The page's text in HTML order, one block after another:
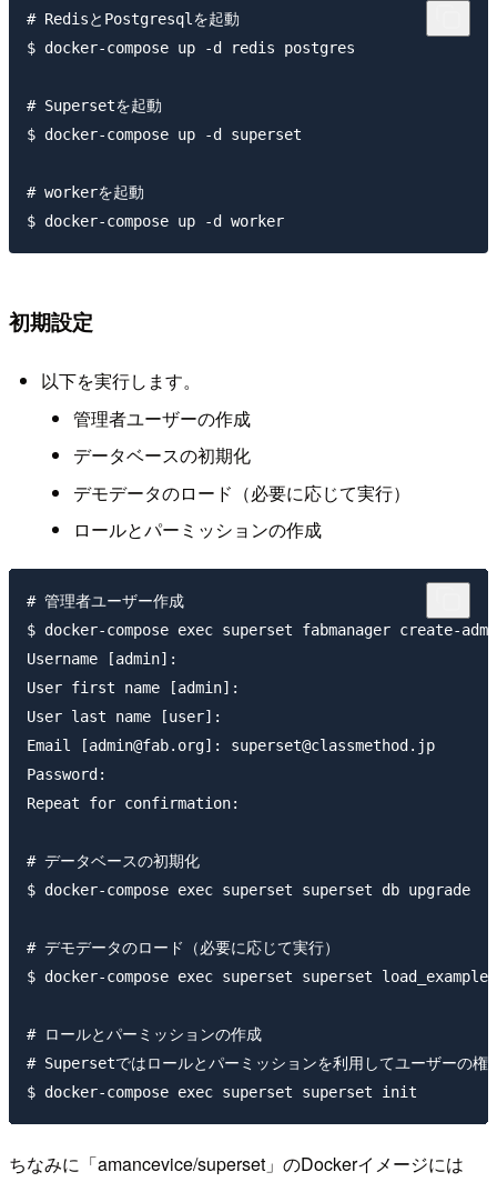
# RedisとPostgresqlを起動
$ docker-compose up -d redis postgres
# Supersetを起動
$ docker-compose up -d superset
# workerを起動
初期設定
以下を実行します。
管理者ユーザーの作成
データベースの初期化
デモデータのロード（必要に応じて実行）
ロールとパーミッションの作成
# 管理者ユーザー作成
$ docker-compose exec superset fabmanager create-
Username [admin]:
User first name [admin]:
User last name [user]:
Email [admin@fab.org]: superset@classmethod.jp
Password:
Repeat for confirmation:
# データベースの初期化
$ docker-compose exec superset superset db upgrade
# デモデータのロード（必要に応じて実行）
$ docker-compose exec superset superset load_examples
# ロールとパーミッションの作成
# Supersetではロールとパーミッションを利用してユーザーの権
ちなみに「amancevice/superset」のDockerイメージには